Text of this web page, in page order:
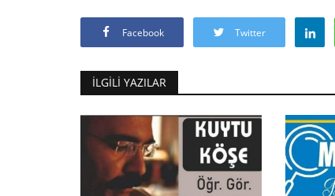
Facebook Twitter
İLGILI YAZILAR